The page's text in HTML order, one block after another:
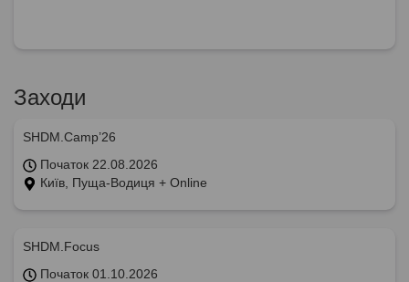
Заходи
SHDM.Camp’26
Початок 22.08.2026
Київ, Пуща-Водиця + Online
SHDM.Focus
Початок 01.10.2026